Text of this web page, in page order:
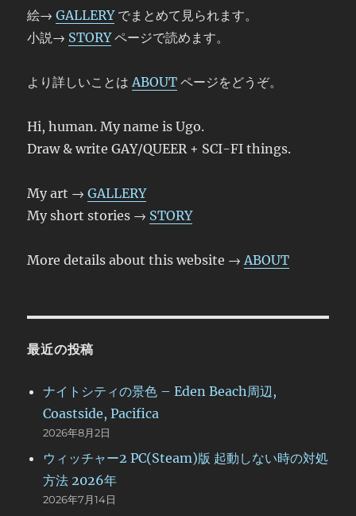
絵→GALLERYでまとめて見られます。
小説→ STORYページで読めます。
より詳しいことはABOUT ページをどうぞ。
Hi, human. My name is Ugo.
Draw & write GAY/QUEER + SCI-FI things.
My art →GALLERY
My short stories → STORY
More details about this website →ABOUT
最近の投稿
ナイトシティの景色 – Eden Beach周辺,
Coastside, Pacifica
2026年8月2日
ウィッチャー2 PC(Steam)版 起動しない時の対処
方法 2026年
2026年7月14日